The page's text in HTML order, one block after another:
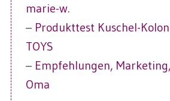
marie-w.
– Produkttest Kuschel-
TOYS
– Empfehlungen,
Oma